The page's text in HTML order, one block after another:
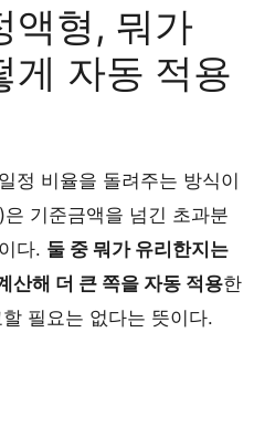
액형, 뭐가
게 자동 적용
정 비율을 돌려주는 방식이
기준금액을 넘긴 초과분
다. 둘 중 뭐가 유리한지는
산해 더 큰 쪽을 자동 적용한
필요는 없다는 뜻이다.